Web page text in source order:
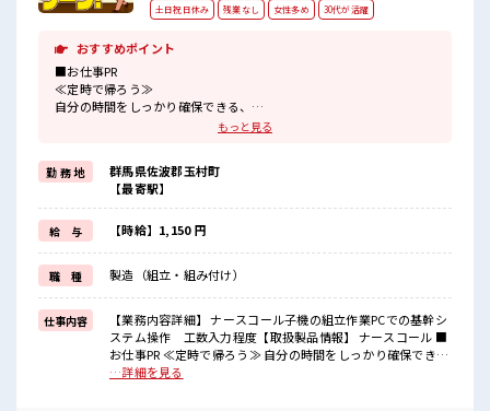
土日祝日休み
残業なし 女性多め 30代が活躍
おすすめポイント
■お仕事PR
≪定時で帰ろう≫
自分の時間をしっかり確保できる、
もちろん男性の応募もOKですよ！
≪土日祝休のお仕事≫
家族や友人と一緒にプライベート満喫！
≪ヘアカラーOKで自由な雰囲気の職場≫
明るすぎたり奇抜でなければ基本的に自由！
(規定有)制服があると毎日の服選びに悩まずOK♪
≪未経験の方も大カンゲイ≫
新しいことにチャレンジするのは不安だけど、
しっかり働く環境が整っています！
イチからスキルUP・ステップUP目指していきましょう！
■職場の雰囲気
女性多めで休み時間は女子トークがあふれる職場です！
もっと見る
勤 務 地
群馬県佐波郡玉村町
【最寄駅】
給 与 【時給】1,150 円
職 種 製造（組立・組み付け）
仕事内容
【業務内容詳細】 ナースコール子機の組立作業PCでの基幹シ
ステム操作 工数入力程度【取扱製品情報】 ナースコール ■
お仕事PR ≪定時で帰ろう≫ 自分の時間をしっかり確保でき
る、 残業基本ナシのお仕事♪ ≪女性も活躍中の職場≫ もちろ
…詳細を見る